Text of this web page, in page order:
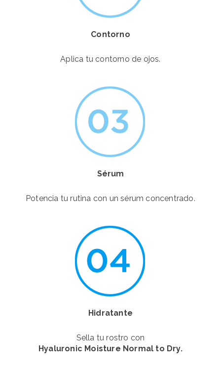
Contorno
Aplica tu contorno de ojos.
Sérum
Potencia tu rutina con un sérum concentrado.
Hidratante
Sella tu rostro con
Hyaluronic Moisture Normal to Dry.